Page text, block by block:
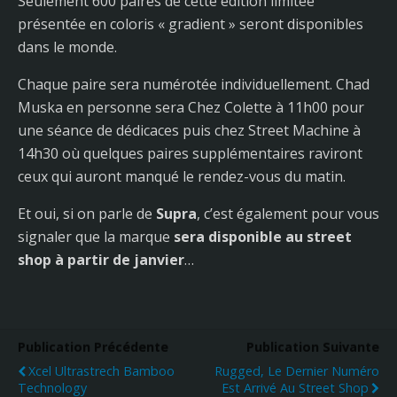
présentée en coloris « gradient » seront disponibles
dans le monde.
Chaque paire sera numérotée individuellement. Chad
Muska en personne sera Chez Colette à 11h00 pour
une séance de dédicaces puis chez Street Machine à
14h30 où quelques paires supplémentaires raviront
ceux qui auront manqué le rendez-vous du matin.
Et oui, si on parle de Supra, c’est également pour vous
signaler que la marque sera disponible au street
shop à partir de janvier…
Publication Précédente
Xcel Ultrastrech Bamboo
Technology
Publication Suivante
Rugged, Le Dernier Numéro
Est Arrivé Au Street Shop